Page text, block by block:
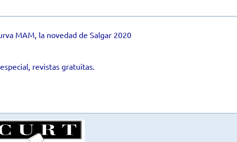
MAM, la novedad de Salgar 2020
revistas gratuitas.